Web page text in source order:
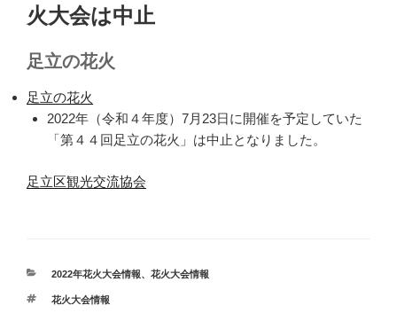
火大会は中止
足立の花火
足立の花火
2022年（令和４年度）7月23日に開催を予定していた
「第４４回足立の花火」は中止となりました。
足立区観光交流協会
カ
ゴ
2022年花火大会情報、 花火大会情報
タ
花火大会情報